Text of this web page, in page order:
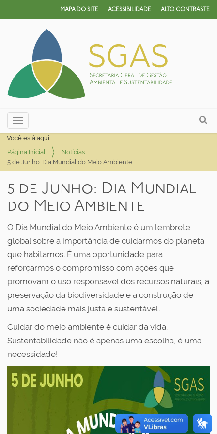
MAPA DO SITE ACESSIBILIDADE ALTO CONTRASTE
Busca
Busca Avançada…
g
Toggle navigation
Você está aqui:
Página Inicial
Notícias
5 de Junho: Dia Mundial do Meio Ambiente
5 de Junho: Dia Mundial
do Meio Ambiente
O Dia Mundial do Meio Ambiente é um lembrete
global sobre a importância de cuidarmos do planeta
que habitamos. É uma oportunidade para
reforçarmos o compromisso com ações que
promovam o uso responsável dos recursos naturais, a
preservação da biodiversidade e a construção de
uma sociedade mais justa e sustentável.
Cuidar do meio ambiente é cuidar da vida.
Sustentabilidade não é apenas uma escolha, é uma
necessidade!